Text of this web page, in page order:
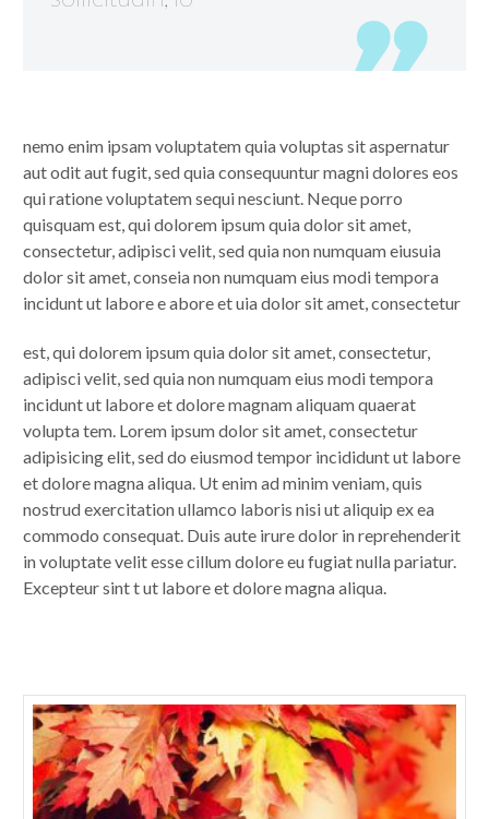
nemo enim ipsam voluptatem quia voluptas sit aspernatur
aut odit aut fugit, sed quia consequuntur magni dolores eos
qui ratione voluptatem sequi nesciunt. Neque porro
quisquam est, qui dolorem ipsum quia dolor sit amet,
consectetur, adipisci velit, sed quia non numquam eiusuia
dolor sit amet, conseia non numquam eius modi tempora
incidunt ut labore e abore et uia dolor sit amet, consectetur
est, qui dolorem ipsum quia dolor sit amet, consectetur,
adipisci velit, sed quia non numquam eius modi tempora
incidunt ut labore et dolore magnam aliquam quaerat
volupta tem. Lorem ipsum dolor sit amet, consectetur
adipisicing elit, sed do eiusmod tempor incididunt ut labore
et dolore magna aliqua. Ut enim ad minim veniam, quis
nostrud exercitation ullamco laboris nisi ut aliquip ex ea
commodo consequat. Duis aute irure dolor in reprehenderit
in voluptate velit esse cillum dolore eu fugiat nulla pariatur.
Excepteur sint t ut labore et dolore magna aliqua.